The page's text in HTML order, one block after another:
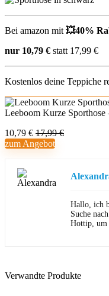
Bei amazon mit 💥40%
nur 10,79 € statt 17,99 €
Kostenlos deine Teppiche
Leeboom Kurze Sporthose
10,79 € 17,99 €
zum Angebot
Hallo, ich
Suche
Hottip, um
Verwandte Produkte